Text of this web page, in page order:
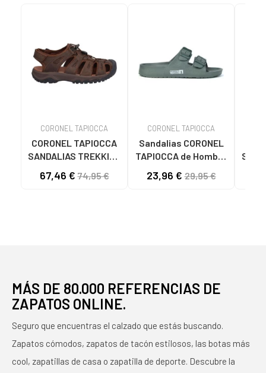
CORONEL TAPIOCCA
CORONEL TAPIOCCA
SANDALIAS TREKKING
MARRONMARRON
67,46 €74,95 €
CORONEL TAPIOCCA
Sandalias CORONEL
TAPIOCCA de Hombre
HOMBRE T615-6
23,96 €29,95 €
MÁS DE 80.000 REFERENCIAS DE
ZAPATOS ONLINE.
Seguro que encuentras el calzado que estás buscando.
Zapatos cómodos, zapatos de tacón estilosos, las botas más
cool, zapatillas de casa o zapatilla de deporte. Descubre la